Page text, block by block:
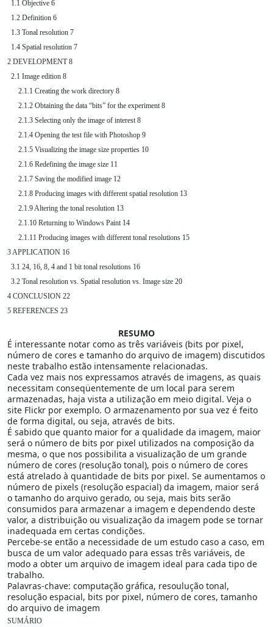
2 DEVELOPMENT 8
3 APPLICATION 16
4 CONCLUSION 22
RESUMO
É interessante notar como as três variáveis (bits por pixel,
número de cores e tamanho do arquivo de imagem) discutidos
neste trabalho estão intensamente relacionadas.
Cada vez mais nos expressamos através de imagens, as quais
necessitam conseqüentemente de um local para serem
armazenadas, haja vista a utilização em meio digital. Veja o
site Flickr por exemplo. O armazenamento por sua vez é feito
de forma digital, ou seja, através de bits.
É sabido que quanto maior for a qualidade da imagem, maior
será o número de bits por pixel utilizados na composição da
mesma, o que nos possibilita a visualização de um grande
número de cores (resolução tonal), pois o número de cores
está atrelado à quantidade de bits por pixel. Se aumentamos o
número de pixels (resolução espacial) da imagem, maior será
o tamanho do arquivo gerado, ou seja, mais bits serão
consumidos para armazenar a imagem e dependendo deste
valor, a distribuição ou visualização da imagem pode se tornar
inadequada em certas condições.
Percebe-se então a necessidade de um estudo caso a caso, em
busca de um valor adequado para essas três variáveis, de
modo a obter um arquivo de imagem ideal para cada tipo de
trabalho.
Palavras-chave: computação gráfica, resoulução tonal,
resolução espacial, bits por pixel, número de cores, tamanho
do arquivo de imagem
SUMÁRIO